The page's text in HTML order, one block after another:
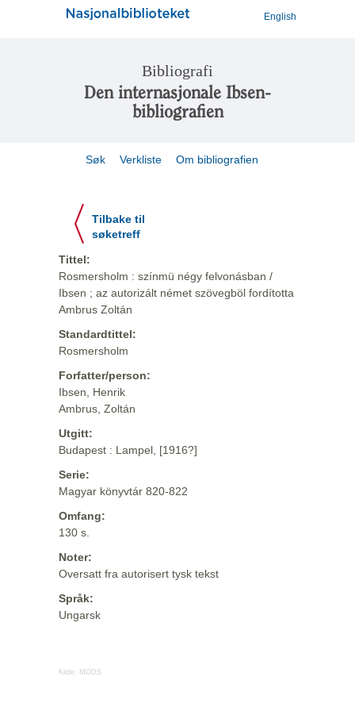
English
Bibliografi
Den internasjonale Ibsen-
bibliografien
Søk Verkliste Om bibliografien
Tilbake til
søketreff
Tittel:
Rosmersholm : színmü négy felvonásban /
Ibsen ; az autorizált német szövegböl fordította
Ambrus Zoltán
Standardtittel:
Rosmersholm
Forfatter/person:
Ibsen, Henrik
Ambrus, Zoltán
Utgitt:
Budapest : Lampel, [1916?]
Serie:
Magyar könyvtár 820-822
Omfang:
130 s.
Noter:
Oversatt fra autorisert tysk tekst
Språk:
Ungarsk
Kilde: MODS